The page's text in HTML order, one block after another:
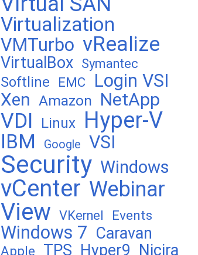
Virtualization
VMTurbo vRealize
VirtualBox Symantec
Softline EMC
Login VSI
Xen Amazon NetApp
VDI Linux Hyper-V
IBM Google VSI
Security Windows
vCenter Webinar
View VKernel Events
Windows 7 Caravan
Apple TPS Hyper9 Nicira